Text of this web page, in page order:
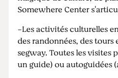
Somewhere Center
-Les activités culturelles
des randonnées, des
segway. Toutes les visites
un guide) ou autoguidées